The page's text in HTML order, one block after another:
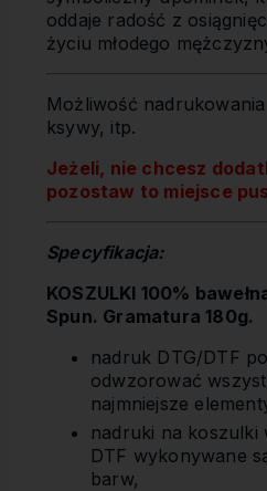
oddaje radość z
życiu młodego
Możliwość
ksywy, itp.
Jeżeli, nie chcesz
pozostaw to miejsce
Specyfikacja:
KOSZULKI 100%
Spun. Gramatura 180g.
nadruk DTG/DTF
odwzorować
najmniejsze
nadruki na koszulki
DTF wykonywane
barw,